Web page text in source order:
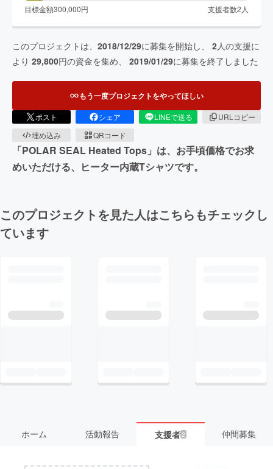
目標金額300,000円 支援者数2 人
このプロジェクトは、 2018/12/29に募集を開始し、 2人の支援に
より 29,800円の資金を集め、 2019/01/29に募集を終了しました
もう一度プロジェクトをやってほしい
ポスト シェア LINEで送る
URLコピー
埋め込み
QRコード
「POLAR SEAL Heated Tops」は、お手頃価格でお求
めいただける、ヒーター内蔵Tシャツです。
このプロジェクトを見た人はこちらもチェックし
ています
ホーム 活動報告 支援者2 仲間募集